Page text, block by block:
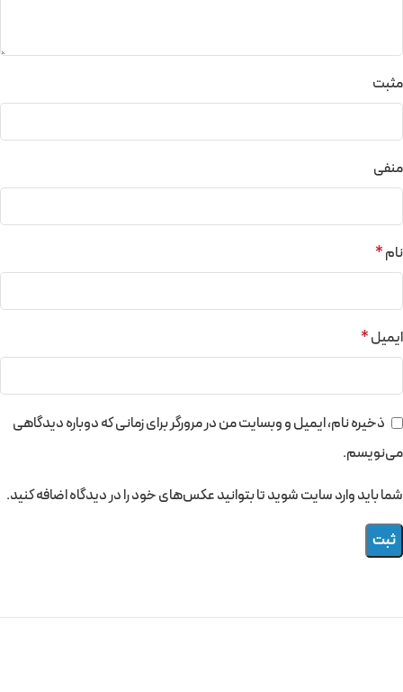
مثبت
منفی
نام*
ایمیل*
ذخیره نام، ایمیل و وبسایت من در مرورگر برای زمانی که دوباره دیدگاهی
می‌نویسم.
شما باید وارد سایت شوید تا بتوانید عکس‌های خود را در دیدگاه اضافه کنید.